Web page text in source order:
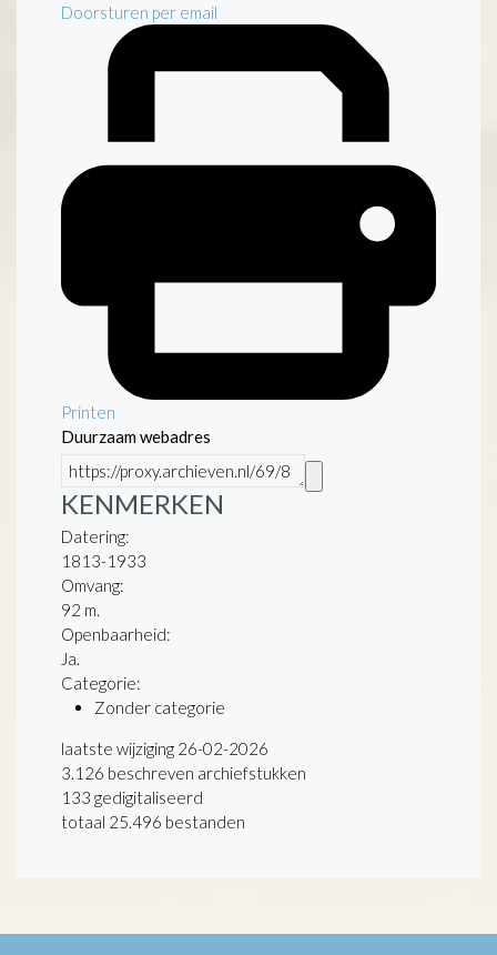
Doorsturen per email
Printen
Duurzaam webadres
KENMERKEN
Datering:
1813-1933
Omvang:
92 m.
Openbaarheid:
Ja.
Categorie:
Zonder categorie
laatste wijziging 26-02-2026
3.126 beschreven archiefstukken
133 gedigitaliseerd
totaal 25.496 bestanden